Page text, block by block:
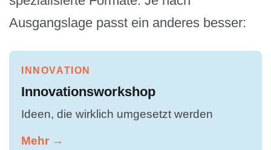
Ausgangslage passt ein anderes besser:
INNOVATION
Innovationsworkshop
Ideen, die wirklich umgesetzt werden
Mehr →